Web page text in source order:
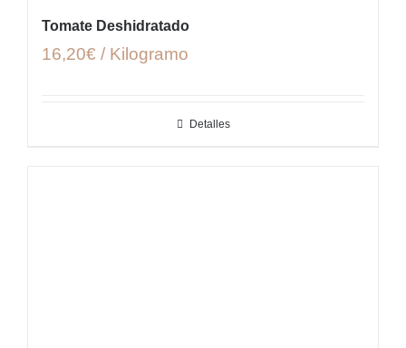
Tomate Deshidratado
16,20€ / Kilogramo
Detalles